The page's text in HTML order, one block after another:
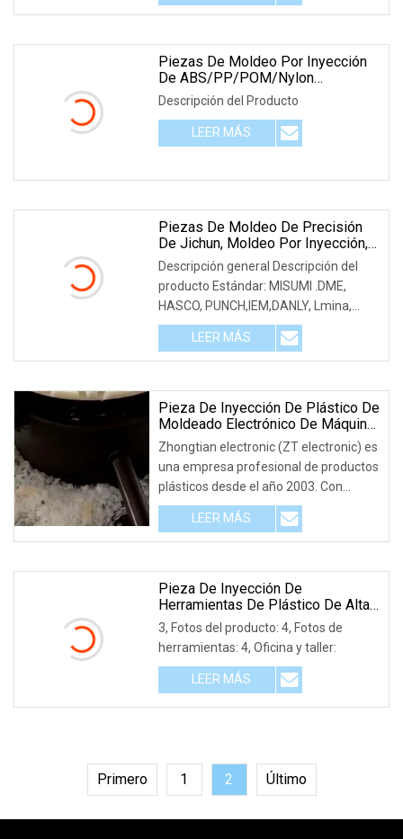
Piezas De Moldeo Por Inyección
De ABS/PP/POM/Nylon
Personalizadas De Molde De Alta
Precisión
Descripción del Producto
LEER MÁS
Piezas De Moldeo De Precisión
De Jichun, Moldeo Por Inyección,
Componentes De Troquel
Estampado, Piezas De Molde
Personalizadas
Descripción general Descripción del
producto Estándar: MISUMI .DME,
HASCO, PUNCH,IEM,DANLY, Lmina,
FIBRO PUNCHES. DÍAT
LEER MÁS
Pieza De Inyección De Plástico De
Moldeado Electrónico De Máquina
De Automóvil Pequeña CNC
Personalizada, Proveedor De
Fabricante De Fábrica
Zhongtian electronic (ZT electronic) es
una empresa profesional de productos
plásticos desde el año 2003. Con
muchos año
LEER MÁS
Pieza De Inyección De
Herramientas De Plástico De Alta
Precisión Para Clientes De
Ultramar
3, Fotos del producto: 4, Fotos de
herramientas: 4, Oficina y taller:
LEER MÁS
Primero 1 2 Último